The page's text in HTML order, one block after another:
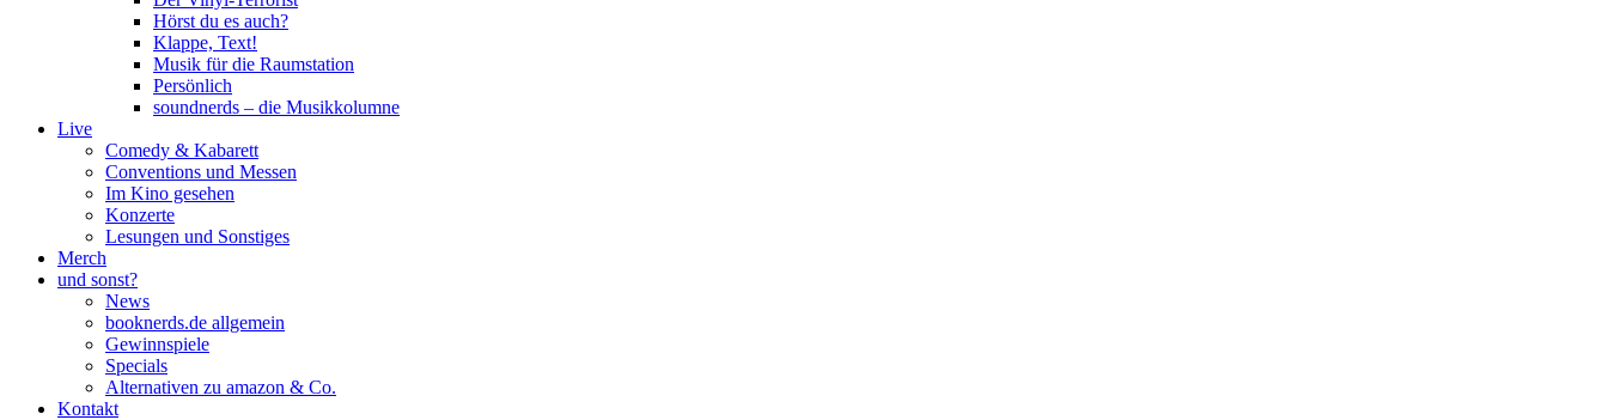
Hörst du es auch?
Klappe, Text!
Musik für die Raumstation
Persönlich
soundnerds – die Musikkolumne
Live
Comedy & Kabarett
Conventions und Messen
Im Kino gesehen
Konzerte
Lesungen und Sonstiges
Merch
und sonst?
News
booknerds.de allgemein
Gewinnspiele
Specials
Alternativen zu amazon & Co.
Kontakt